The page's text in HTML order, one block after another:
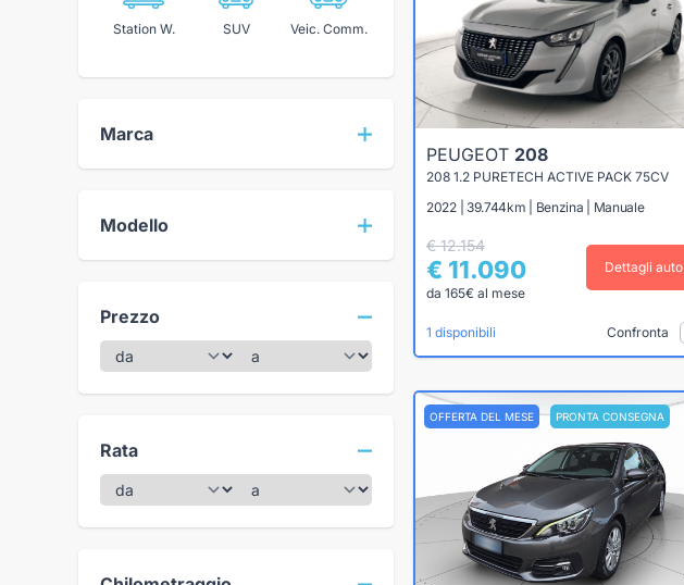
Station W. SUV Veic. Comm.
Marca
Modello
Prezzo
Rata
PEUGEOT 208
208 1.2 PURETECH ACTIVE PACK 75CV
2022 | 39.744km | Benzina | Manuale
€ 12.154
€ 11.090
da 165€ al mese
Dettagli auto
1 disponibili Confronta
OFFERTA DEL MESE PRONTA CONSEGNA